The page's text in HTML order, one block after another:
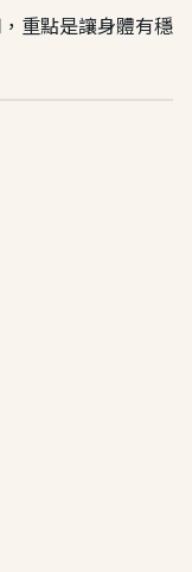
重點是讓身體有穩